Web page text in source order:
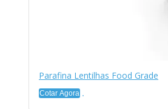
Parafina Lentilhas Food Grade
Cotar Agora